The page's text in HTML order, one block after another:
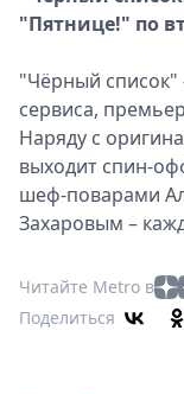
"Пятнице!" по
"Чёрный список"
сервиса,
Наряду с
выходит спин-
шеф-поварами
Захаровым –
Читайте Metro в
Поделиться